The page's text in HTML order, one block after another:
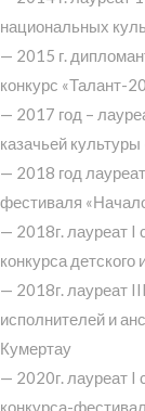
национальных
— 2015 г.
конкурс «Талант-
— 2017 год –
казачьей культуры
— 2018 год
фестиваля
— 2018г. лауреат I
конкурса детского
— 2018г. лауреат
исполнителей и
Кумертау
— 2020г. лауреат I
конкурса-